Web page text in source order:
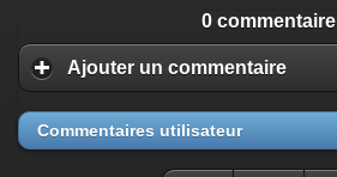
0 commentaire
Ajouter un commentaire
Commentaires utilisateur